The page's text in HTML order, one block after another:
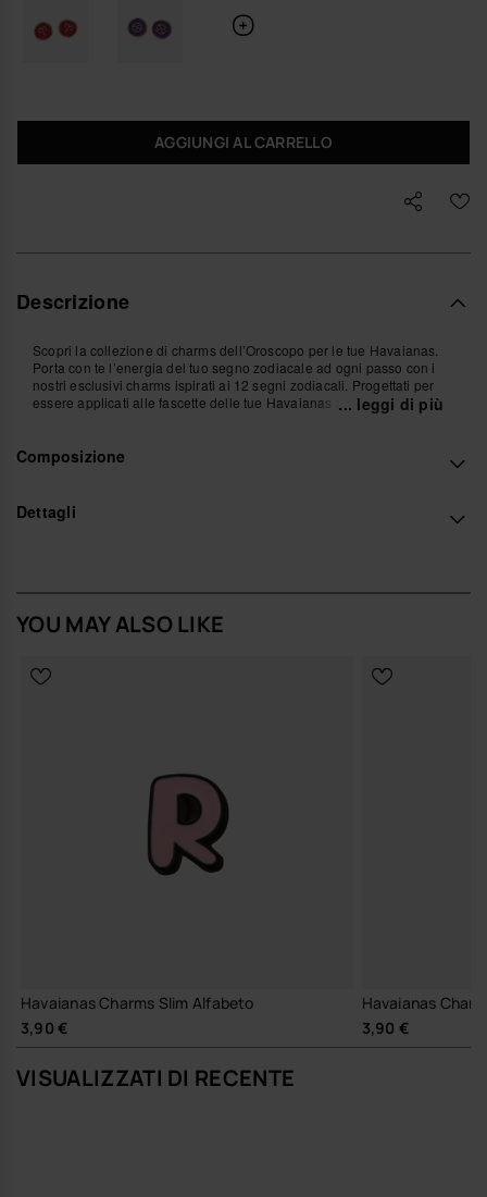
AGGIUNGI AL CARRELLO
Descrizione
Scopri la collezione di charms dell’Oroscopo per le tue Havaianas.
Porta con te l’energia del tuo segno zodiacale ad ogni passo con i
nostri esclusivi charms ispirati ai 12 segni zodiacali. Progettati per
essere applicati alle fascette delle tue Havaianas Slim, questi piccoli
accessori aggiungono un tocco di stile e personalità al tuo look
*Quantità: 1 Charm.
Acquista online su www.havaianas-store.com, il negozio ufficiale
Havaianas in Italia, e porta il tuo stile a un livello superiore.
... leggi di più
Composizione
Dettagli
YOU MAY ALSO LIKE
Havaianas Charms Slim Alfabeto
3,90 €
Havaianas
3,90 €
VISUALIZZATI DI RECENTE